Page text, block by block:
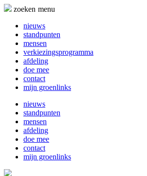
Naar
inhoud
springen
zoeken menu
nieuws
standpunten
mensen
verkiezingsprogramma
afdeling
doe mee
contact
mijn groenlinks
nieuws
standpunten
mensen
afdeling
doe mee
contact
mijn groenlinks